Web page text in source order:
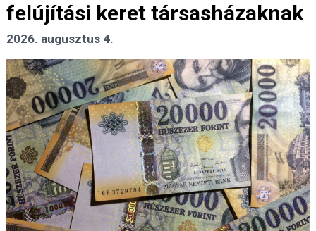
felújítási keret társasházaknak
2026. augusztus 4.